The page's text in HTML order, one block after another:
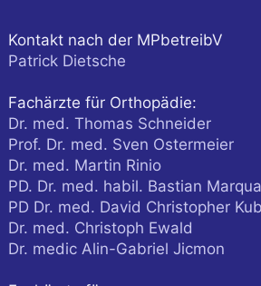
Kontakt nach der MPbetreibV
Patrick Dietsche
Fachärzte für Orthopädie:
Dr. med. Thomas Schneider
Prof. Dr. med. Sven Ostermeier
Dr. med. Martin Rinio
PD. Dr. med. habil. Bastian
PD Dr. med. David Christopher
Dr. med. Christoph Ewald
Dr. medic Alin-Gabriel Jicmon